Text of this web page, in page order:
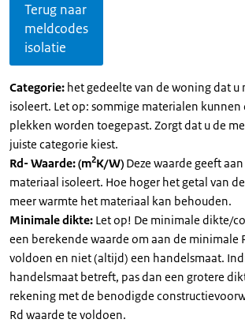
Terug naar
meldcodes
isolatie
Categorie: het gedeelte van de woning dat u
isoleert. Let op: sommige materialen kunnen
plekken worden toegepast. Zorgt dat u de
juiste categorie kiest.
Rd- Waarde: (m2K/W) Deze waarde geeft
materiaal isoleert. Hoe hoger het getal van
meer warmte het materiaal kan behouden.
Minimale dikte: Let op! De minimale dikte/
een berekende waarde om aan de minimale
voldoen en niet (altijd) een handelsmaat.
handelsmaat betreft, pas dan een grotere
rekening met de benodigde
Rd waarde te voldoen.